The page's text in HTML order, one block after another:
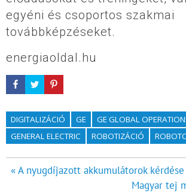
egyéni és csoportos szakmai
továbbképzéseket.
energiaoldal.hu
DIGITALIZÁCIÓ GE
GE GLOBAL
GENERAL ELECTRIC
ROBOTIZÁCIÓ
Bejegyzés
« A nyugdíjazott akkumulátorok kérdése
Magyar tej